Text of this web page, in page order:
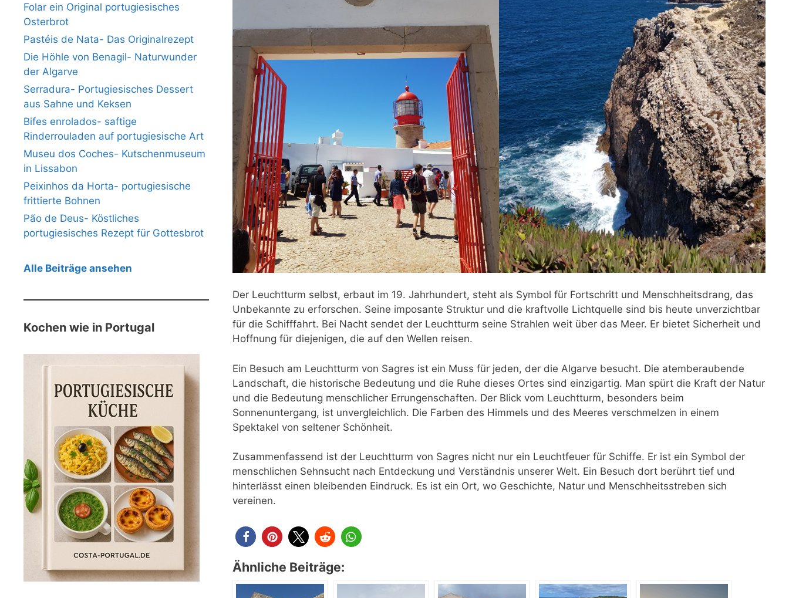
Der Leuchtturm selbst, erbaut im 19. Jahrhundert, steht als Symbol für Fortschritt und Menschheitsdrang, das
Unbekannte zu erforschen. Seine imposante Struktur und die kraftvolle Lichtquelle sind bis heute unverzichtbar
für die Schifffahrt. Bei Nacht sendet der Leuchtturm seine Strahlen weit über das Meer. Er bietet Sicherheit und
Hoffnung für diejenigen, die auf den Wellen reisen.
Ein Besuch am Leuchtturm von Sagres ist ein Muss für jeden, der die Algarve besucht. Die atemberaubende
Landschaft, die historische Bedeutung und die Ruhe dieses Ortes sind einzigartig. Man spürt die Kraft der Natur
und die Bedeutung menschlicher Errungenschaften. Der Blick vom Leuchtturm, besonders beim
Sonnenuntergang, ist unvergleichlich. Die Farben des Himmels und des Meeres verschmelzen in einem
Spektakel von seltener Schönheit.
Zusammenfassend ist der Leuchtturm von Sagres nicht nur ein Leuchtfeuer für Schiffe. Er ist ein Symbol der
menschlichen Sehnsucht nach Entdeckung und Verständnis unserer Welt. Ein Besuch dort berührt tief und
hinterlässt einen bleibenden Eindruck. Es ist ein Ort, wo Geschichte, Natur und Menschheitsstreben sich
vereinen.
Ähnliche Beiträge:
Folar ein Original portugiesisches
Osterbrot
Pastéis de Nata- Das Originalrezept
Die Höhle von Benagil- Naturwunder
der Algarve
Serradura- Portugiesisches Dessert
aus Sahne und Keksen
Bifes enrolados- saftige
Rinderrouladen auf portugiesische Art
Museu dos Coches- Kutschenmuseum
in Lissabon
Peixinhos da Horta- portugiesische
frittierte Bohnen
Pão de Deus- Köstliches
portugiesisches Rezept für Gottesbrot
Alle Beiträge ansehen
Kochen wie in Portugal